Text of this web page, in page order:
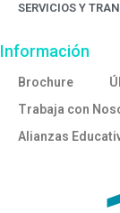
SERVICIOS Y
Información
Brochure
Trabaja con
Alianzas